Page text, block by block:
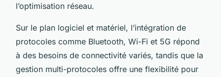
l’optimisation réseau.
Sur le plan logiciel et matériel, l’intégration de
protocoles comme Bluetooth, Wi-Fi et 5G répond
à des besoins de connectivité variés, tandis que la
gestion multi-protocoles offre une flexibilité pour